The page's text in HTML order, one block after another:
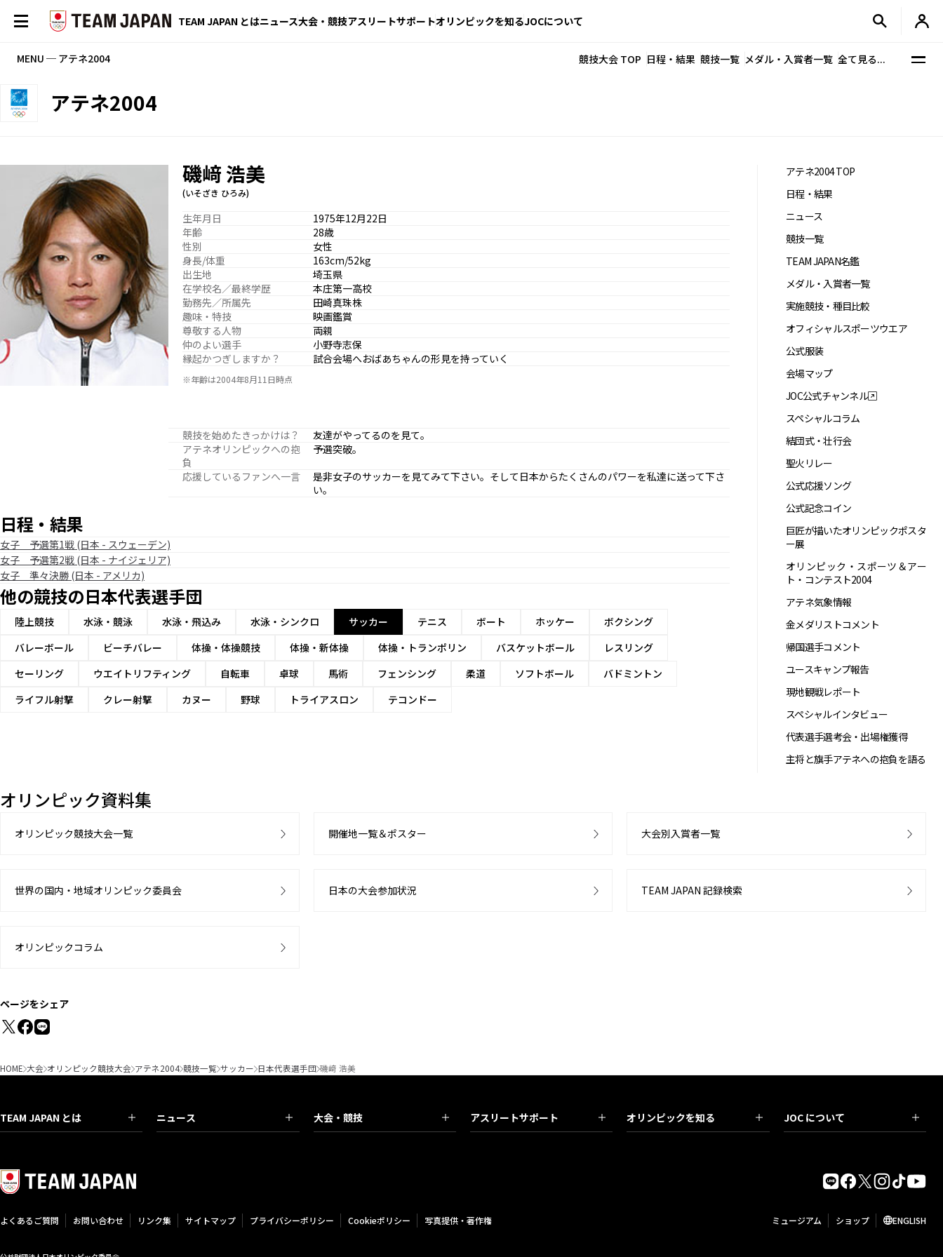
TEAM JAPAN とはニュース大会・競技アスリートサポートオリンピックを知るJOCについて
MENU ─ アテネ2004 競技大会 TOP 日程・結果 競技一覧 メダル・入賞者一覧 全て見る...
アテネ2004
磯﨑 浩美
(いそざき ひろみ)
生年月日
1975年12月22日
年齢
28歳
性別
女性
身長/体重
163cm/52kg
出生地
埼玉県
在学校名／最終学歴
本庄第一高校
勤務先／所属先
田崎真珠株
趣味・特技
映画鑑賞
尊敬する人物
両親
仲のよい選手
小野寺志保
縁起かつぎしますか？
試合会場へおばあちゃんの形見を持っていく
※年齢は2004年8月11日時点
競技を始めたきっかけは？
友達がやってるのを見て。
アテネオリンピックへの抱
負
予選突破。
応援しているファンへ一言
是非女子のサッカーを見てみて下さい。そして日本からたくさんのパワーを私達に送って下さ
い。
日程・結果
女子 予選第1戦 (日本 - スウェーデン)
女子 予選第2戦 (日本 - ナイジェリア)
女子 準々決勝 (日本 - アメリカ)
他の競技の日本代表選手団
陸上競技 水泳・競泳 水泳・飛込み 水泳・シンクロ サッカー テニス ボート ホッケー
ボクシング
バレーボール
ビーチバレー 体操・体操競技 体操・新体操 体操・トランポリン バスケットボール
レスリング
セーリング
ウエイトリフティング 自転車 卓球 馬術 フェンシング 柔道 ソフトボール
バドミントン
ライフル射撃
クレー射撃 カヌー 野球 トライアスロン テコンドー
アテネ2004 TOP
日程・結果
ニュース
競技一覧
TEAM JAPAN名鑑
メダル・入賞者一覧
実施競技・種目比較
オフィシャルスポーツウエア
公式服装
会場マップ
JOC公式チャンネル
スペシャルコラム
結団式・壮行会
聖火リレー
公式応援ソング
公式記念コイン
巨匠が描いたオリンピックポスタ
ー展
オリンピック・スポーツ＆アー
ト・コンテスト2004
アテネ気象情報
金メダリストコメント
帰国選手コメント
ユースキャンプ報告
現地観戦レポート
スペシャルインタビュー
代表選手選考会・出場権獲得
主将と旗手アテネへの抱負を語る
オリンピック資料集
オリンピック競技大会一覧 開催地一覧＆ポスター 大会別入賞者一覧
世界の国内・地域オリンピック委員会 日本の大会参加状況 TEAM JAPAN 記録検索
オリンピックコラム
ページをシェア
HOME 大会 オリンピック競技大会 アテネ2004 競技一覧 サッカー 日本代表選手団 磯﨑 浩美
TEAM JAPAN とは ニュース 大会・競技 アスリートサポート オリンピックを知る JOC について
よくあるご質問 お問い合わせ リンク集 サイトマップ プライバシーポリシー Cookieポリシー 写真提供・著作権 ミュージアム ショップ ENGLISH